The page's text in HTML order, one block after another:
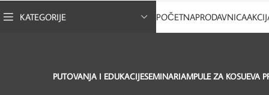
KATEGORIJE POČETNAPRODAVNICA
PUTOVANJA I EDUKACIJESEMINARIAMPULE ZA KOSUEVA